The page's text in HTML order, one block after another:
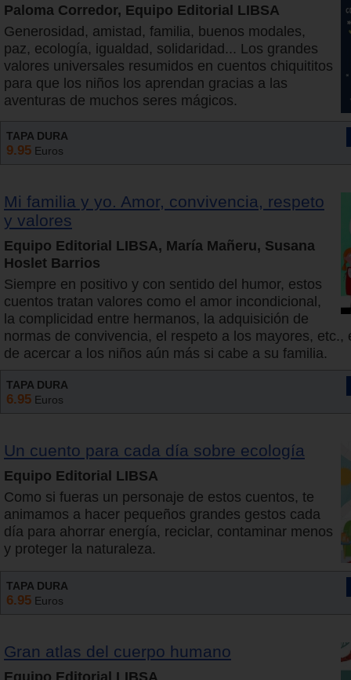
Paloma Corredor, Equipo Editorial LIBSA
Generosidad, amistad, familia, buenos modales,
paz, ecología, igualdad, solidaridad... Los grandes
valores universales resumidos en cuentos chiquititos
para que los niños los aprendan gracias a las
aventuras de muchos seres mágicos.
TAPA DURA
9.95 Euros
Mi familia y yo. Amor, convivencia, respeto
y valores
Equipo Editorial LIBSA, María Mañeru, Susana
Hoslet Barrios
Siempre en positivo y con sentido del humor, estos
cuentos tratan valores como el amor incondicional,
la complicidad entre hermanos, la adquisición de
normas de convivencia, el respeto a los mayores, etc.,
de acercar a los niños aún más si cabe a su familia.
TAPA DURA
6.95 Euros
Un cuento para cada día sobre ecología
Equipo Editorial LIBSA
Como si fueras un personaje de estos cuentos, te
animamos a hacer pequeños grandes gestos cada
día para ahorrar energía, reciclar, contaminar menos
y proteger la naturaleza.
TAPA DURA
6.95 Euros
Gran atlas del cuerpo humano